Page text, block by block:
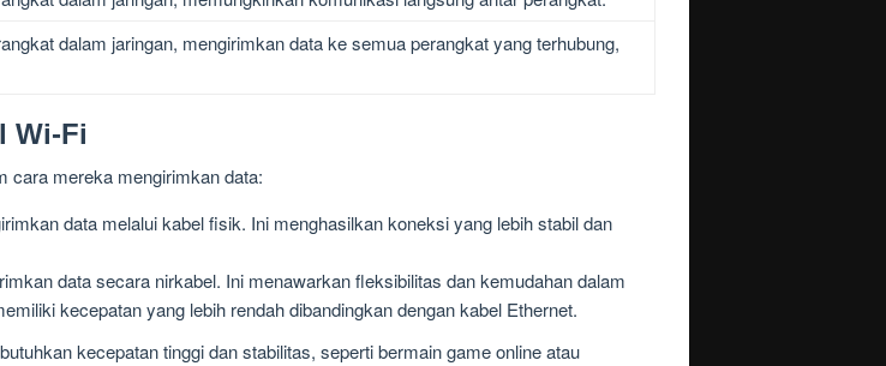
dalam jaringan, mengirimkan data ke semua perangkat yang terhubung,
Wi-Fi
cara mereka mengirimkan data:
data melalui kabel fisik. Ini menghasilkan koneksi yang lebih stabil dan
data secara nirkabel. Ini menawarkan fleksibilitas dan kemudahan dalam
kecepatan yang lebih rendah dibandingkan dengan kabel Ethernet.
kecepatan tinggi dan stabilitas, seperti bermain game online atau